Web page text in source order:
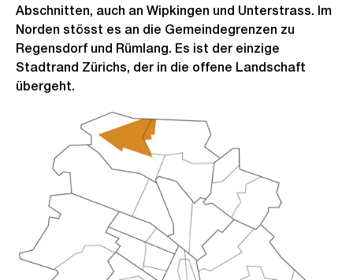
Abschnitten, auch an Wipkingen und Unterstrass. Im
Norden stösst es an die Gemeindegrenzen zu
Regensdorf und Rümlang. Es ist der einzige
Stadtrand Zürichs, der in die offene Landschaft
übergeht.